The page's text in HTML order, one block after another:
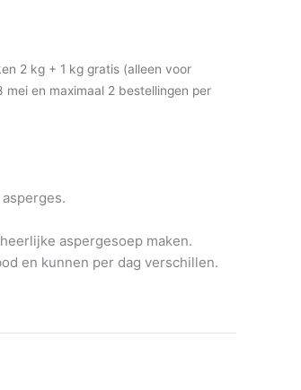
2 kg + 1 kg gratis (alleen voor
en maximaal 2 bestellingen per
aspergesoep maken.
en kunnen per dag verschillen.